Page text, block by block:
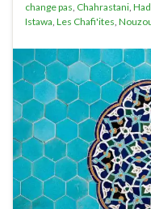
change pas, Chahrastani,
Istawa, Les Chafi'ites,